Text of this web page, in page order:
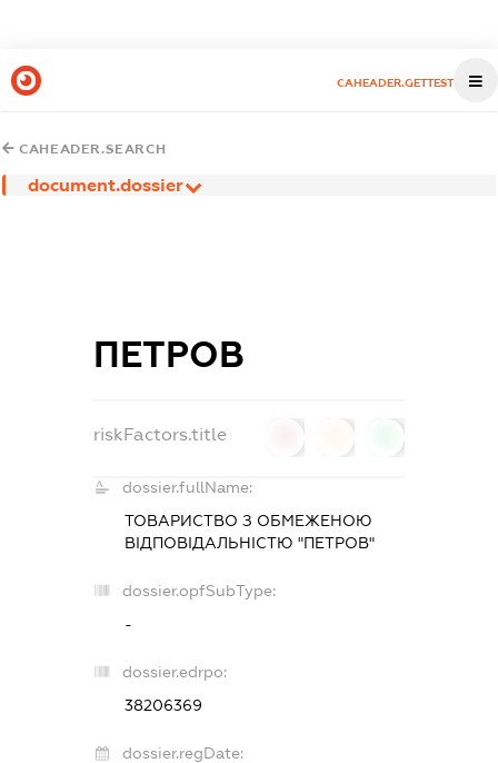
CAHEADER.GETTEST
CAHEADER.SEARCH
document.dossier
ПЕТРОВ
riskFactors.title
dossier.fullName:
ТОВАРИСТВО З ОБМЕЖЕНОЮ
ВІДПОВІДАЛЬНІСТЮ "ПЕТРОВ"
dossier.opfSubType:
-
dossier.edrpo:
38206369
dossier.regDate: